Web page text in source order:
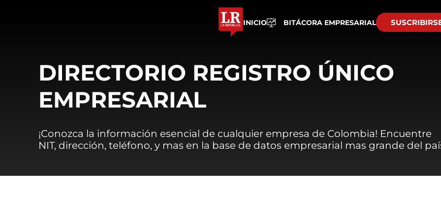
INICIO BITÁCORA EMPRESARIAL
DIRECTORIO REGISTRO ÚNICO
EMPRESARIAL
¡Conozca la información esencial de cualquier empresa de Colombia! Encuentre
NIT, dirección, teléfono, y mas en la base de datos empresarial mas grande del